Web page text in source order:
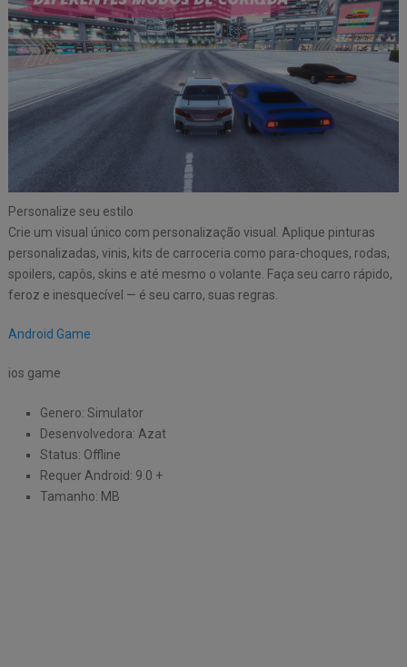
Personalize seu estilo
Crie um visual único com personalização visual. Aplique pinturas
personalizadas, vinis, kits de carroceria como para-choques, rodas,
spoilers, capôs, skins e até mesmo o volante. Faça seu carro rápido,
feroz e inesquecível — é seu carro, suas regras.
Android Game
ios game
Genero: Simulator
Desenvolvedora: Azat
Status: Offline
Requer Android: 9.0 +
Tamanho: MB